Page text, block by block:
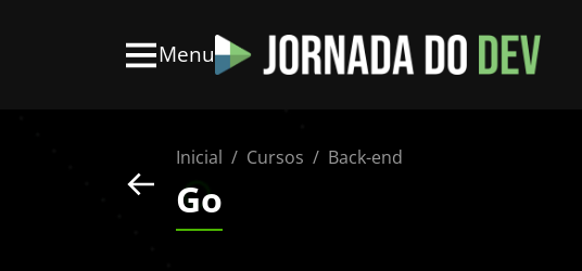
Menu
Inicial Cursos Back-end
Go